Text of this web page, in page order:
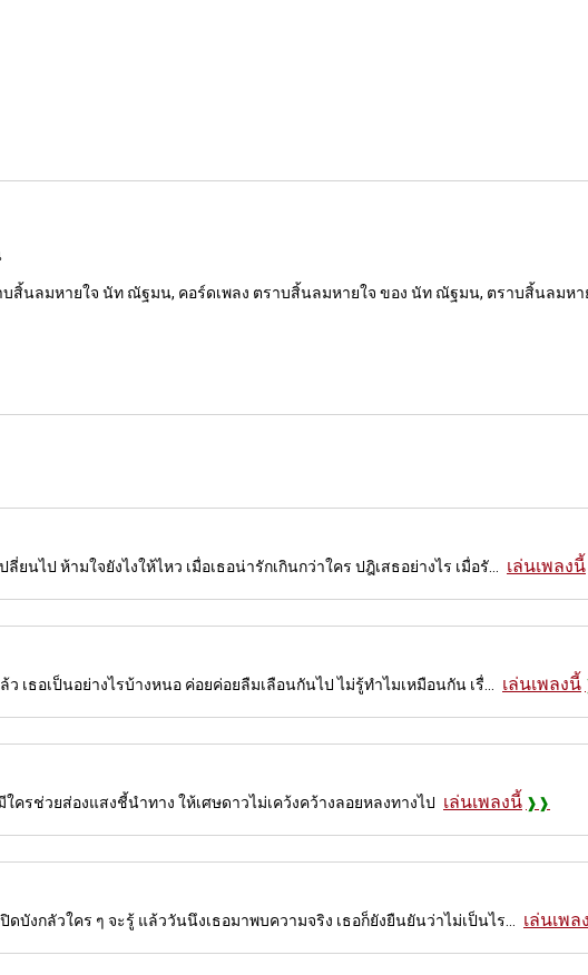
สิ้นลมหายใจ นัท ณัฐมน, คอร์ดเพลง ตราบสิ้นลมหายใจ ของ นัท ณัฐมน, ตราบสิ้นลมหา
ไป ห้ามใจยังไงให้ไหว เมื่อเธอน่ารักเกินกว่าใคร ปฎิเสธอย่างไร เมื่อรั... เล่นเพลงนี้
ธอเป็นอย่างไรบ้างหนอ ค่อยค่อยลืมเลือนกันไป ไม่รู้ทำไมเหมือนกัน เรื่... เล่นเพลงนี้
รช่วยส่องแสงชี้นำทาง ให้เศษดาวไม่เคว้งคว้างลอยหลงทางไป เล่นเพลงนี้
งกลัวใคร ๆ จะรู้ แล้ววันนึงเธอมาพบความจริง เธอก็ยังยืนยันว่าไม่เป็นไร... เล่นเพล